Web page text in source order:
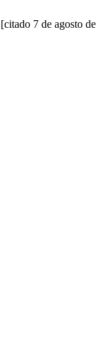
7 de agosto de